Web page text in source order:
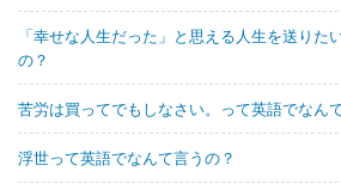
「幸せな人生だった」と思える人生を送りた
の？
苦労は買ってでもしなさい。って英語でなん
浮世って英語でなんて言うの？